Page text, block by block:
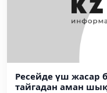
Ресейде үш жасар
тайгадан аман